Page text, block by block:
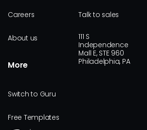
Careers
About us
More
Switch to Guru
Free Templates
Talk to sales
111 S
Independence
Mall E, STE 960
Philadelphia, PA